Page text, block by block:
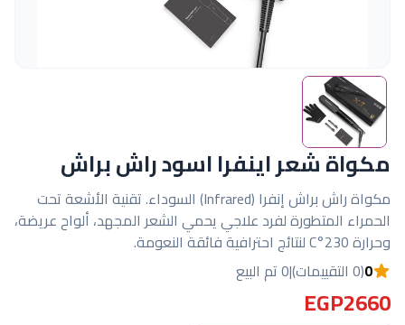
مكواة شعر اينفرا اسود راش براش
مكواة راش براش إنفرا (Infrared) السوداء. تقنية الأشعة تحت
الحمراء المتطورة لفرد علاجي يحمي الشعر المجهد، ألواح عريضة،
وحرارة 230°C لنتائج احترافية فائقة النعومة.
0(0 التقييمات) |0 تم البيع
EGP2660